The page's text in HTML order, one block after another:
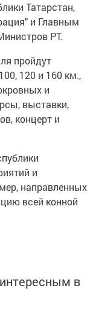
Татарстан,
и Главным
РТ.
пройдут
120 и 160 км.,
и
выставки,
концерт и
и
направленных
всей конной
в